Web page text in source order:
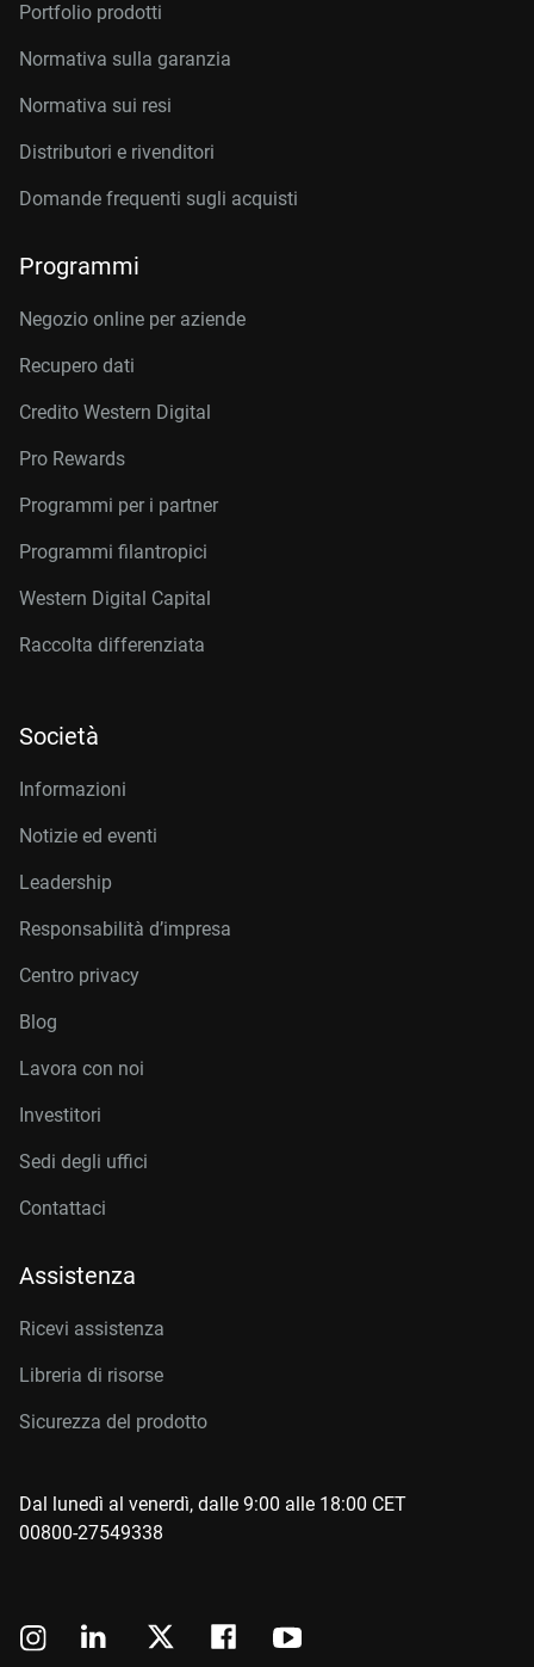
Portfolio prodotti
Normativa sulla garanzia
Normativa sui resi
Distributori e rivenditori
Domande frequenti sugli acquisti
Programmi
Negozio online per aziende
Recupero dati
Credito Western Digital
Pro Rewards
Programmi per i partner
Programmi filantropici
Western Digital Capital
Raccolta differenziata
Società
Informazioni
Notizie ed eventi
Leadership
Responsabilità d’impresa
Centro privacy
Blog
Lavora con noi
Investitori
Sedi degli uffici
Contattaci
Assistenza
Ricevi assistenza
Libreria di risorse
Sicurezza del prodotto
Dal lunedì al venerdì, dalle 9:00 alle 18:00 CET
00800-27549338